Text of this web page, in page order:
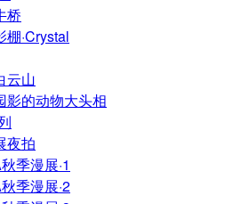
桥
棚·Crystal
云山
影的动物大头相
夜拍
季漫展·1
季漫展·2